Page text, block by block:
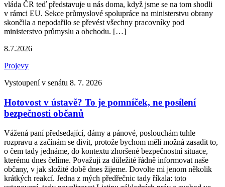
vláda ČR teď představuje u nás doma, když jsme se na tom shodli
v rámci EU. Sekce průmyslové spolupráce na ministerstvu obrany
skončila a nepodařilo se převést všechny pracovníky pod
ministerstvo průmyslu a obchodu. […]
8.7.2026
Projevy
Vystoupení v senátu 8. 7. 2026
Hotovost v ústavě? To je pomníček, ne posílení
bezpečnosti občanů
Vážená paní předsedající, dámy a pánové, poslouchám tuhle
rozpravu a začínám se divit, protože bychom měli možná zasadit to,
o čem tady jednáme, do kontextu zhoršené bezpečnostní situace,
kterému dnes čelíme. Považuji za důležité řádně informovat naše
občany, v jak složité době dnes žijeme. Dovolte mi jenom několik
krátkých reakcí. Jedna z mých předřečnic tady říkala: toto